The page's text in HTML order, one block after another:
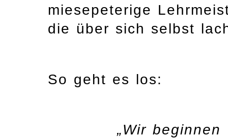
miesepeterige
die über sich selbst
So geht es los:
„Wir